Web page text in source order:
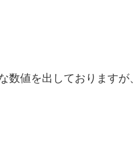
数値を出しておりますが